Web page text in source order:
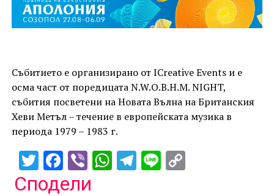
Събитието е организирано от ICreative Events и е
осма част от поредицата N.W.O.B.H.M. NIGHT,
събития посветени на Новата Вълна на Британския
Хеви Метъл – течение в европейската музика в
периода 1979 – 1983 г.
Twitter
Facebook
ViberWhatsApp
Telegram
LineCopy
Сподели